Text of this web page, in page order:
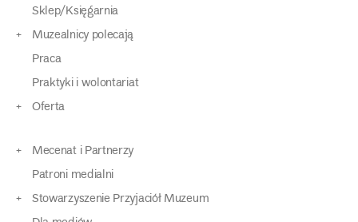
Sklep/Księgarnia
Muzealnicy polecają
Praca
Praktyki i wolontariat
Oferta
Mecenat i Partnerzy
Patroni medialni
Stowarzyszenie Przyjaciół Muzeum